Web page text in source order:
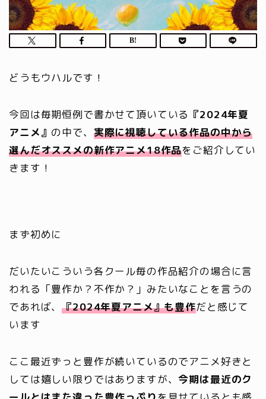
どうもウハルです！
今回は毎期恒例で書かせて頂いている 『2024年夏
アニメ』 の中で、 実際に視聴している作品の中から
選んだオススメの新作アニメ18作品をご紹介してい
きます！
まず初めに
だいたいこういう各クール毎の作品紹介の場合に言
われる「豊作か？不作か？」みたいなことを言うの
であれば、『2024年夏アニメ』も豊作だと感じて
います
ここ最近ずっと豊作が続いているのでアニメ好きと
しては嬉しい限りではありますが、今期は最近のク